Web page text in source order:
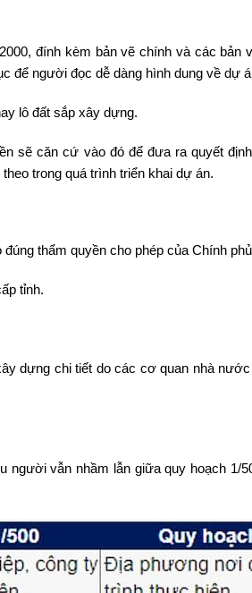
đính kèm bản vẽ chính và các bản
để người đọc dễ dàng hình dung về dự
lô đất sắp xây dựng.
sẽ căn cứ vào đó để đưa ra quyết
trong quá trình triển khai dự án.
thẩm quyền cho phép của Chính
tỉnh.
dựng chi tiết do các cơ quan nhà
người vẫn nhầm lẫn giữa quy hoạch 1/